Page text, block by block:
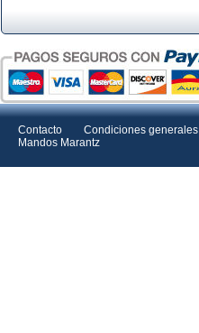
Contacto Condiciones generales
Mandos Marantz